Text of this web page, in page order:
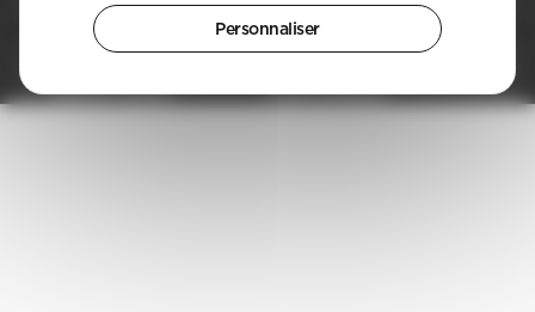
Aide aux séniors
Ménage à domicile
Garde d’enfants
Jardinage à domicile
Personnaliser